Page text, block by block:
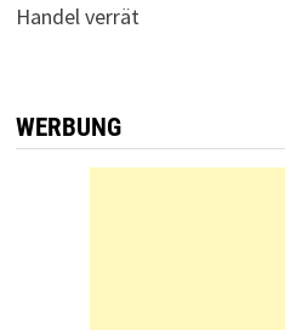
Handel verrät
WERBUNG